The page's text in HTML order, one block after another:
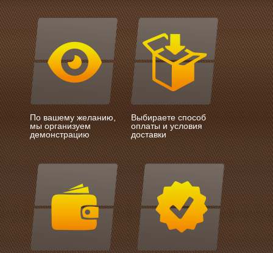
По вашему желанию,
мы организуем
демонстрацию
Выбираете способ
оплаты и условия
доставки